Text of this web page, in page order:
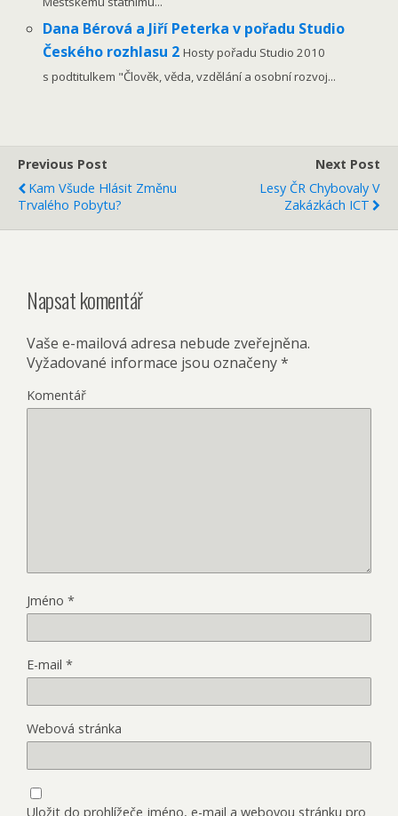
Dana Bérová a Jiří Peterka v pořadu Studio
Českého rozhlasu 2Hosty pořadu Studio 2010
s podtitulkem "Člověk, věda, vzdělání a osobní rozvoj...
Previous Post
Kam Všude Hlásit Změnu
Trvalého Pobytu?
Next Post
Lesy ČR Chybovaly V
Zakázkách ICT
Napsat komentář
Vaše e-mailová adresa nebude zveřejněna.
Vyžadované informace jsou označeny*
Komentář
Jméno *
E-mail *
Webová stránka
Uložit do prohlížeče jméno, e-mail a webovou stránku pro